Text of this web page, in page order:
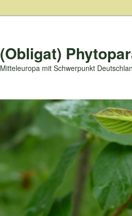
(Obligat)
Mitteleuropa mit Schwerpunkt